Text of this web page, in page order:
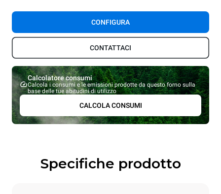
CONFIGURA
CONTATTACI
Calcolatore consumi
Calcola i consumi e le emissioni prodotte da questo forno sulla
base delle tue abitudini di utilizzo
CALCOLA CONSUMI
Specifiche prodotto